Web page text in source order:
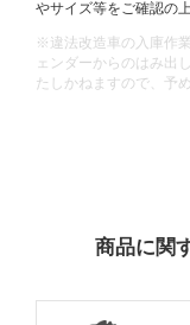
やサイズ等をご確認の
※違法改造車の入庫作
ェンダーからのはみ出
たしかねますので、予
商品に関